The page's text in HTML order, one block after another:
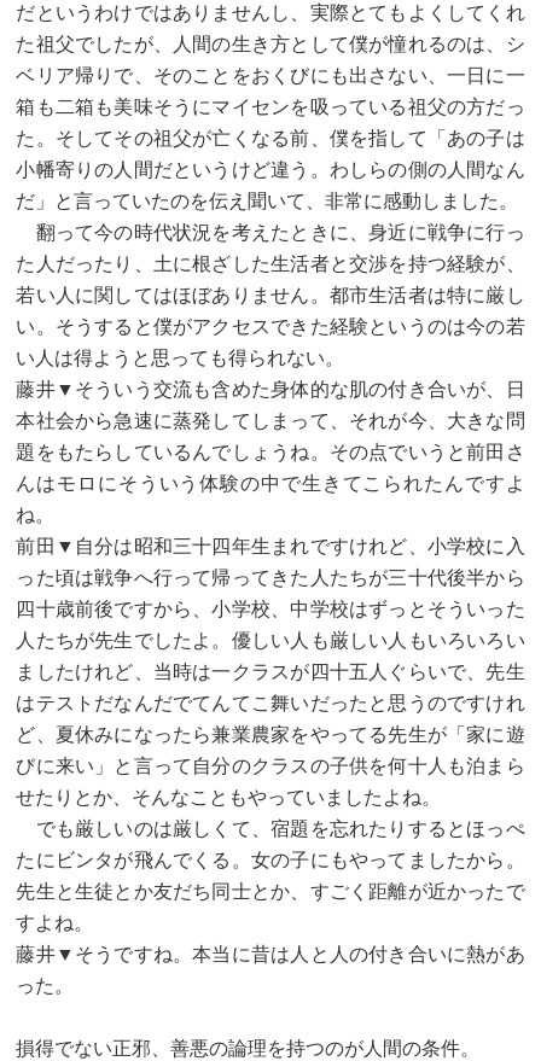
だというわけではありませんし、実際とてもよくしてくれ
た祖父でしたが、人間の生き方として僕が憧れるのは、シ
ベリア帰りで、そのことをおくびにも出さない、一日に一
箱も二箱も美味そうにマイセンを吸っている祖父の方だっ
た。そしてその祖父が亡くなる前、僕を指して「あの子は
小幡寄りの人間だというけど違う。わしらの側の人間なん
だ」と言っていたのを伝え聞いて、非常に感動しました。
翻って今の時代状況を考えたときに、身近に戦争に行っ
た人だったり、土に根ざした生活者と交渉を持つ経験が、
若い人に関してはほぼありません。都市生活者は特に厳し
い。そうすると僕がアクセスできた経験というのは今の若
い人は得ようと思っても得られない。
藤井▼そういう交流も含めた身体的な肌の付き合いが、日
本社会から急速に蒸発してしまって、それが今、大きな問
題をもたらしているんでしょうね。その点でいうと前田さ
んはモロにそういう体験の中で生きてこられたんですよ
ね。
前田▼自分は昭和三十四年生まれですけれど、小学校に入
った頃は戦争へ行って帰ってきた人たちが三十代後半から
四十歳前後ですから、小学校、中学校はずっとそういった
人たちが先生でしたよ。優しい人も厳しい人もいろいろい
ましたけれど、当時は一クラスが四十五人ぐらいで、先生
はテストだなんだでてんてこ舞いだったと思うのですけれ
ど、夏休みになったら兼業農家をやってる先生が「家に遊
びに来い」と言って自分のクラスの子供を何十人も泊まら
せたりとか、そんなこともやっていましたよね。
でも厳しいのは厳しくて、宿題を忘れたりするとほっぺ
たにビンタが飛んでくる。女の子にもやってましたから。
先生と生徒とか友だち同士とか、すごく距離が近かったで
すよね。
藤井▼そうですね。本当に昔は人と人の付き合いに熱があ
った。
損得でない正邪、善悪の論理を持つのが人間の条件。